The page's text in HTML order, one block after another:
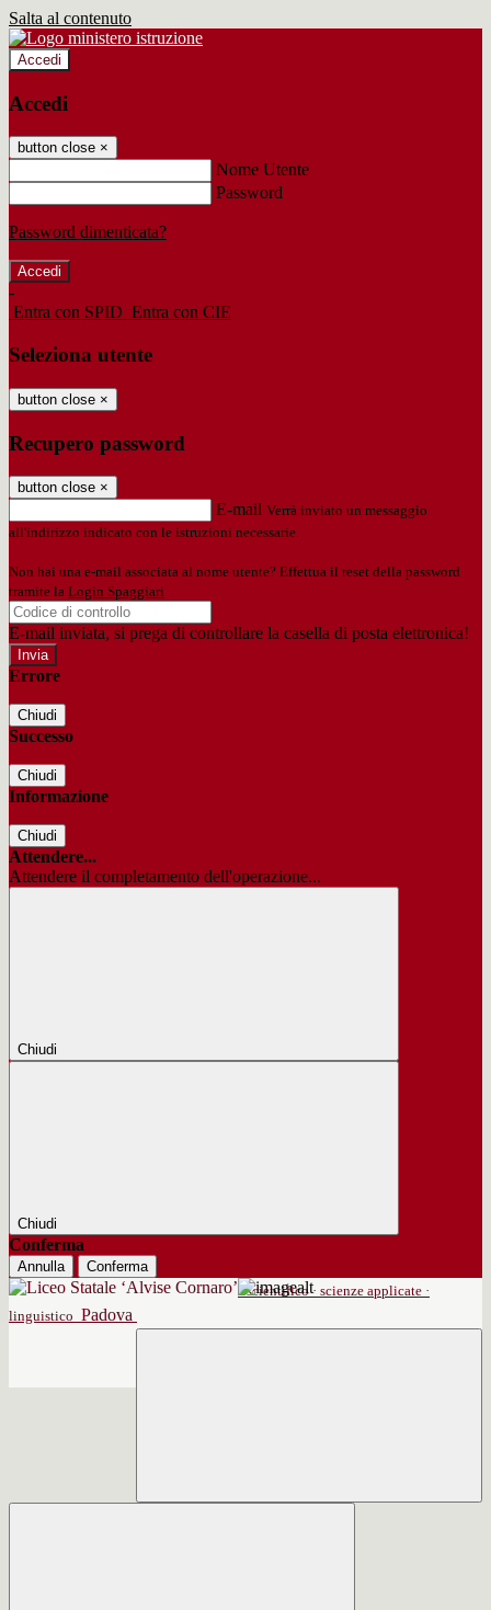
Salta al contenuto
Accedi
Accedi
button close ×
Nome Utente
Password
Password dimenticata?
-
Entra con SPID Entra con CIE
Seleziona utente
button close ×
Recupero password
button close ×
E-mail Verrà inviato un messaggio
all'indirizzo indicato con le istruzioni necessarie.
Non hai una e-mail associata al nome utente? Effettua il reset della password
tramite la Login Spaggiari
E-mail inviata, si prega di controllare la casella di posta elettronica!
Errore
Chiudi
Successo
Chiudi
Informazione
Chiudi
Attendere...
Attendere il completamento dell'operazione...
Chiudi
Chiudi
Conferma
Annulla
Conferma
scientifico · scienze applicate ·
linguistico Padova